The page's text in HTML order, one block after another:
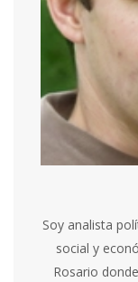
Soy analista
social y
Rosario